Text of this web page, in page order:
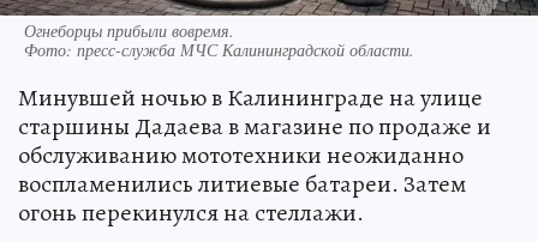
Огнеборцы прибыли вовремя.
Фото: пресс-служба МЧС Калининградской области.
Минувшей ночью в Калининграде на улице
старшины Дадаева в магазине по продаже и
обслуживанию мототехники неожиданно
воспламенились литиевые батареи. Затем
огонь перекинулся на стеллажи.